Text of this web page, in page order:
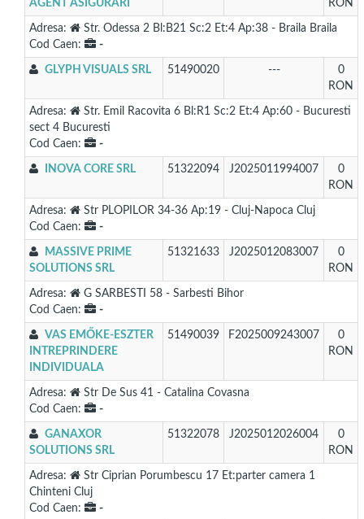
AGENT ASIGURARI
RON
Adresa:
Str. Odessa 2 Bl:B21 Sc:2 Et:4 Ap:38 - Braila Braila
Cod Caen:
-
GLYPH VISUALS SRL 51490020 ---
0
RON
Adresa:
Str. Emil Racovita 6 Bl:R1 Sc:2 Et:4 Ap:60 - Bucuresti
sect 4 Bucuresti
Cod Caen:
-
INOVA CORE SRL 51322094 J2025011994007
0
RON
Adresa:
Str PLOPILOR 34-36 Ap:19 - Cluj-Napoca Cluj
Cod Caen:
-
MASSIVE PRIME
SOLUTIONS SRL
51321633 J2025012083007
0
RON
Adresa:
G SARBESTI 58 - Sarbesti Bihor
Cod Caen:
-
VAS EMŐKE-ESZTER
INTREPRINDERE
INDIVIDUALA
51490039 F2025009243007
0
RON
Adresa:
Str De Sus 41 - Catalina Covasna
Cod Caen:
-
GANAXOR
SOLUTIONS SRL
51322078 J2025012026004
0
RON
Adresa:
Str Ciprian Porumbescu 17 Et:parter camera 1
Chinteni Cluj
Cod Caen:
-